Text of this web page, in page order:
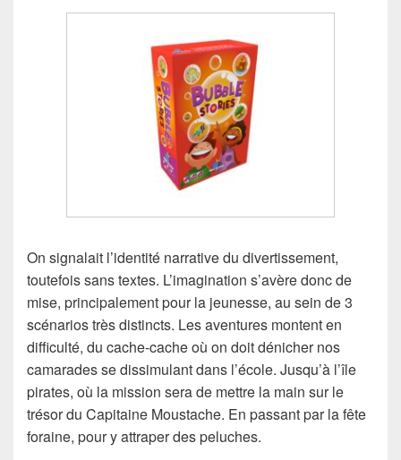
On signalait l’identité narrative du divertissement,
toutefois sans textes. L’imagination s’avère donc de
mise, principalement pour la jeunesse, au sein de 3
scénarios très distincts. Les aventures montent en
difficulté, du cache-cache où on doit dénicher nos
camarades se dissimulant dans l’école. Jusqu’à l’île
pirates, où la mission sera de mettre la main sur le
trésor du Capitaine Moustache. En passant par la fête
foraine, pour y attraper des peluches.